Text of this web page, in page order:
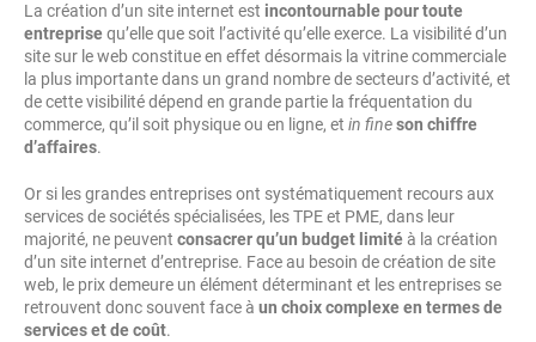
La création d’un site internet est incontournable pour toute
entreprisequ’elle que soit l’activité qu’elle exerce. La visibilité d’un
site sur le web constitue en effet désormais la vitrine commerciale
la plus importante dans un grand nombre de secteurs d’activité, et
de cette visibilité dépend en grande partie la fréquentation du
commerce, qu’il soit physique ou en ligne, et in fineson chiffre
d’affaires.
Or si les grandes entreprises ont systématiquement recours aux
services de sociétés spécialisées, les TPE et PME, dans leur
majorité, ne peuvent consacrer qu’un budget limitéà la création
d’un site internet d’entreprise. Face au besoin de création de site
web, le prix demeure un élément déterminant et les entreprises se
retrouvent donc souvent face à un choix complexe en termes de
services et de coût.